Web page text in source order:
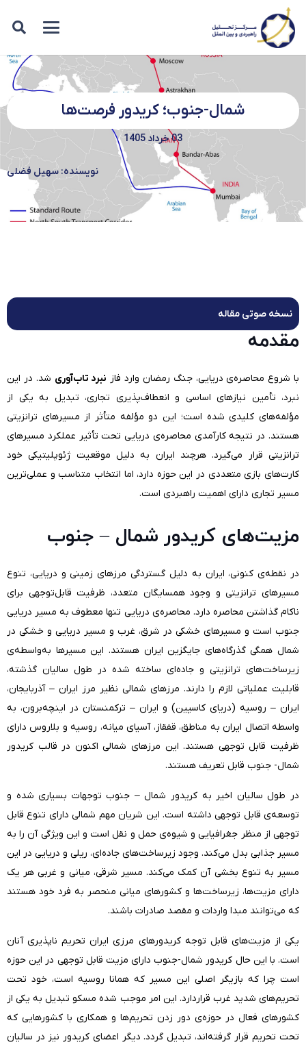
شمال-جنوب؛ کریدور فرصت‌ها
03 خرداد 1405
نویسنده: سهیل فضلی
نسخه صوتی مقاله
مقدمه
با شروع محاصره‌ی دریایی، جنگ رمضان وارد فاز نبرد تاب‌آوری شد. در این
نبرد، تأمین نیازهای اساسی و انعطاف‌پذیری تجاری، تبدیل به یکی از
مؤلفه‌های کلیدی شده است؛ این دو مؤلفه متأثر از مسیرهای ترانزیتی
هستند. در نتیجه کارآمدی محاصره‌ی دریایی تحت تأثیر عملکرد مسیرهای
ترانزیتی قرار می‌گیرد. هرچند ایران به دلیل موقعیت ژئوپلیتیکی خود
کارت‌های بازی متعددی در این حوزه دارد، اما انتخاب متناسب و عملی‌ترین
مسیر تجاری دارای اهمیت راهبردی است.
مزیت‌های کریدور شمال – جنوب
در نقطه‌ی کنونی، ایران به دلیل گستردگی مرزهای زمینی و دریایی، تنوع
مسیرهای ترانزیتی و وجود همسایگان متعدد، ظرفیت قابل‌توجهی برای
ناکام گذاشتن محاصره دارد. محاصره‌ی دریایی تنها معطوف به مسیر دریایی
جنوب است و مسیرهای خشکی در شرق، غرب و مسیر دریایی و خشکی در
شمال همگی گذرگاه‌های جایگزین ایران هستند. این مسیرها به‌واسطه‌ی
زیرساخت‌های ترانزیتی و جاده‌ای ساخته شده در طول سالیان گذشته،
قابلیت عملیاتی لازم را دارند. مرزهای شمالی نظیر مرز ایران – آذربایجان،
ایران – روسیه (دریای کاسپین) و ایران – ترکمنستان در اینچه‌برون، به
واسطه اتصال ایران به مناطق، قفقاز، آسیای میانه، روسیه و بلاروس دارای
ظرفیت قابل توجهی هستند. این مرزهای شمالی اکنون در قالب کریدور
شمال- جنوب قابل تعریف هستند.
در طول سالیان اخیر به کریدور شمال – جنوب توجهات بسیاری شده و
توسعه‌ی قابل توجهی داشته است. این شریان مهم شمالی دارای تنوع قابل
توجهی از منظر جغرافیایی و شیوه‌ی حمل و نقل است و این ویژگی آن را به
مسیر جذابی بدل می‌کند. وجود زیرساخت‌های جاده‌ای، ریلی و دریایی در این
مسیر به تنوع بخشی آن کمک می‌کند. مسیر شرقی، میانی و غربی هر یک
دارای مزیت‌ها، زیرساخت‌ها و کشورهای میانی منحصر به فرد خود هستند
که می‌توانند مبدا واردات و مقصد صادرات باشند.
یکی از مزیت‌های قابل توجه کریدورهای مرزی ایران تحریم ناپذیری آنان
است. با این حال کریدور شمال-جنوب دارای مزیت قابل توجهی در این حوزه
است چرا که بازیگر اصلی این مسیر که همانا روسیه است، خود تحت
تحریم‌های شدید غرب قراردارد. این امر موجب شده مسکو تبدیل به یکی از
کشورهای فعال در حوزه‌ی دور زدن تحریم‌ها و همکاری با کشورهایی که
تحت تحریم قرار گرفته‌اند، تبدیل گردد. دیگر اعضای کریدور نیز در سالیان